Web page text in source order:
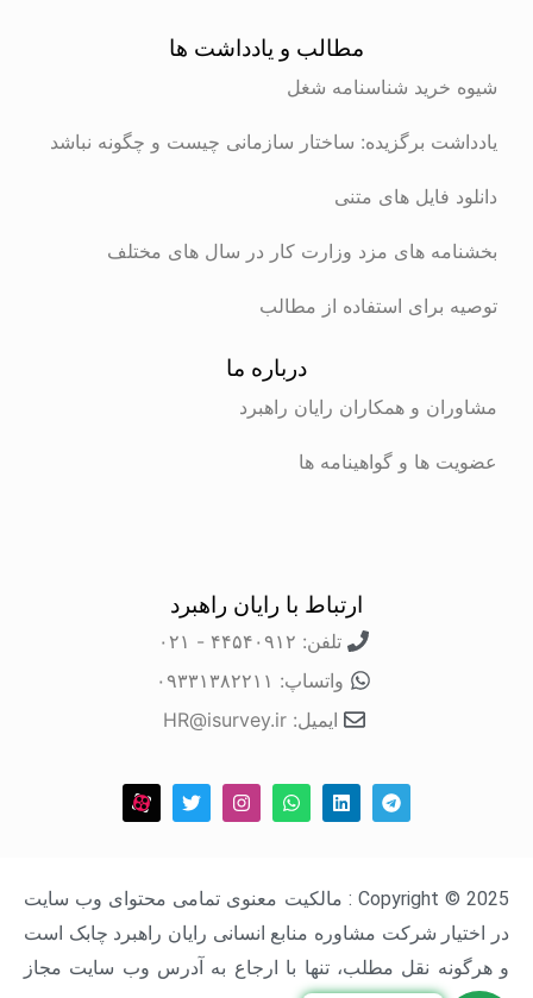
مطالب و یادداشت ها
شیوه خرید شناسنامه شغل
یادداشت برگزیده: ساختار سازمانی چیست و چگونه نباشد
دانلود فایل های متنی
بخشنامه های مزد وزارت کار در سال های مختلف
توصیه برای استفاده از مطالب
درباره ما
مشاوران و همکاران رایان راهبرد
عضویت ها و گواهینامه ها
ارتباط با رایان راهبرد
تلفن: ۴۴۵۴۰۹۱۲ - ۰۲۱
واتساپ: ۰۹۳۳۱۳۸۲۲۱۱
ایمیل: HR@isurvey.ir
Copyright © 2025 : مالکیت معنوی تمامی محتوای وب سایت
در اختیار شرکت مشاوره منابع انسانی رایان راهبرد چابک است
و هرگونه نقل مطلب، تنها با ارجاع به آدرس وب سایت مجاز